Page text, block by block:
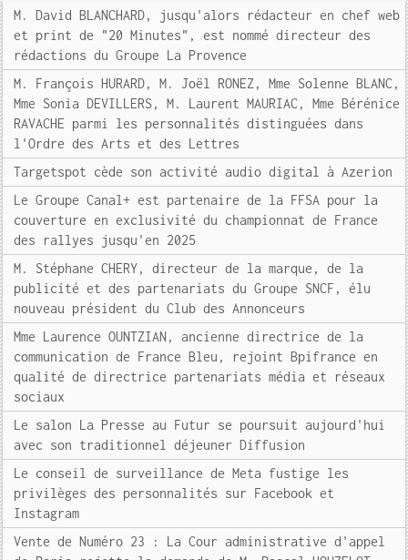
M. David BLANCHARD, jusqu'alors rédacteur en chef web
et print de "20 Minutes", est nommé directeur des
rédactions du Groupe La Provence
M. François HURARD, M. Joël RONEZ, Mme Solenne BLANC,
Mme Sonia DEVILLERS, M. Laurent MAURIAC, Mme Bérénice
RAVACHE parmi les personnalités distinguées dans
l'Ordre des Arts et des Lettres
Targetspot cède son activité audio digital à Azerion
Le Groupe Canal+ est partenaire de la FFSA pour la
couverture en exclusivité du championnat de France
des rallyes jusqu'en 2025
M. Stéphane CHERY, directeur de la marque, de la
publicité et des partenariats du Groupe SNCF, élu
nouveau président du Club des Annonceurs
Mme Laurence OUNTZIAN, ancienne directrice de la
communication de France Bleu, rejoint Bpifrance en
qualité de directrice partenariats média et réseaux
sociaux
Le salon La Presse au Futur se poursuit aujourd'hui
avec son traditionnel déjeuner Diffusion
Le conseil de surveillance de Meta fustige les
privilèges des personnalités sur Facebook et
Instagram
Vente de Numéro 23 : La Cour administrative d'appel